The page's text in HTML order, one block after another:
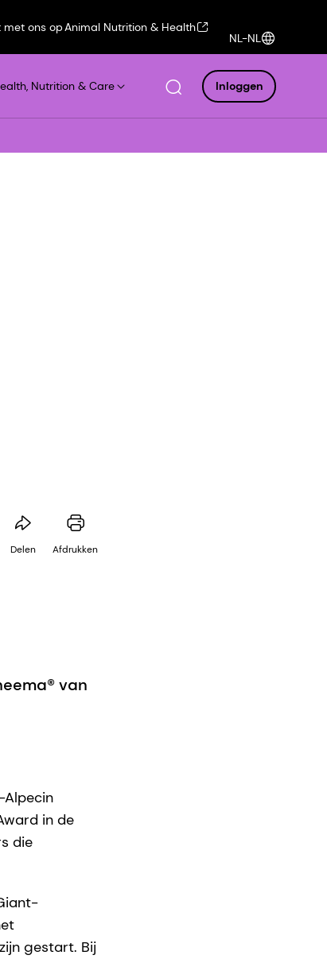
met ons opAnimal Nutrition & Health
NL-NL
Nutrition & Care Inloggen
Delen Afdrukken
van
Alpecin
in de
die
gestart. Bij